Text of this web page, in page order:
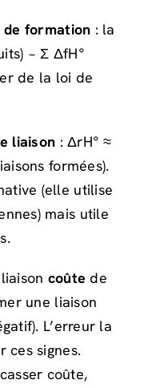
formation : la
− Σ ΔfH°
de la loi de
liaison : ΔrH° ≈
formées).
(elle utilise
mais utile
coûte de
une liaison
L’erreur la
ces signes.
coûte,